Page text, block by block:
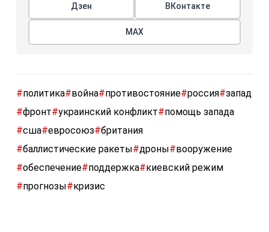
Дзен ВКонтакте
МАХ
#политика#война#противостояние#россия#запад
#фронт#украинский конфликт#помощь запада
#сша#евросоюз#британия
#баллистические ракеты#дроны#вооружение
#обеспечение#поддержка#киевский режим
#прогнозы#кризис